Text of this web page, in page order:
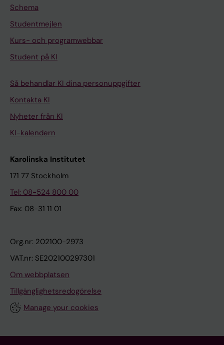
Schema
Studentmejlen
Kurs- och programwebbar
Student på KI
Så behandlar KI dina personuppgifter
Kontakta KI
Nyheter från KI
KI-kalendern
Karolinska Institutet
171 77 Stockholm
Tel: 08-524 800 00
Fax: 08-31 11 01
Org.nr: 202100-2973
VAT.nr: SE202100297301
Om webbplatsen
Tillgänglighetsredogörelse
Manage your cookies